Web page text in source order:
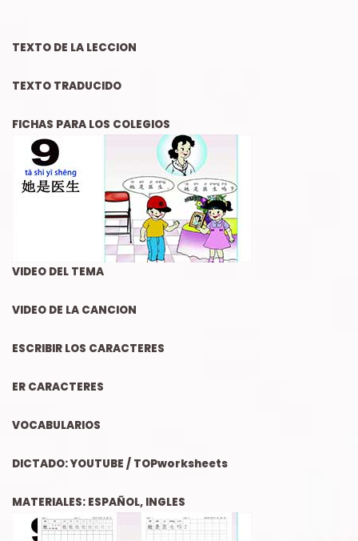
TEXTO DE LA LECCION
TEXTO TRADUCIDO
FICHAS PARA LOS COLEGIOS
VIDEO DEL TEMA
VIDEO DE LA CANCION
ESCRIBIR LOS CARACTERES
ER CARACTERES
VOCABULARIOS
DICTADO: YOUTUBE / TOPworksheets
MATERIALES: ESPAÑOL, INGLES